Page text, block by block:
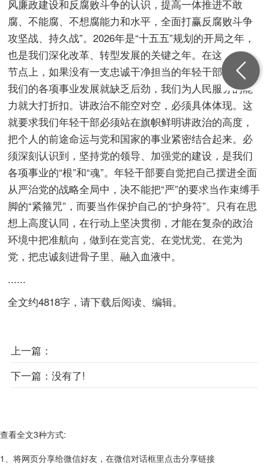
风廉政建设和反腐败斗争的认识，提高一体推进不敢
腐、不能腐、不想腐能力和水平，全面打赢反腐败斗争
攻坚战、持久战”。2026年是“十五五”规划的开局之年，
也是我们深化改革、转型发展的关键之年。在这一历史
节点上，如果没有一支忠诚干净担当的年轻干部队伍，
我们的各项事业发展就缺乏后劲，我们为人民服务的能
力就大打折扣。讲政治不能空对空，必须具体体现。这
就要求我们年轻干部必须站在旗帜鲜明讲政治的高度，
把个人的前途命运与党和国家的事业紧密结合起来。必
须深刻认识到，坚持党的领导、加强党的建设，是我们
各项事业的“根”和“魂”。年轻干部要自觉把自己摆进全面
从严治党的战略全局中，决不能把“严”的要求当作束缚手
脚的“紧箍咒”，而要当作保护自己的“护身符”。只有在思
想上高度认同，在行动上坚决贯彻，才能在复杂的政治
环境中把准航向，做到在党言党、在党忧党、在党为
党，把忠诚刻进骨子里、融入血液中。
......
全文约4818字，请下载后阅读、编辑。
上一篇：
下一篇： 没有了!
查看全文3种方式:
1、将网页分享给微信好友，在微信对话框里点击分享链接